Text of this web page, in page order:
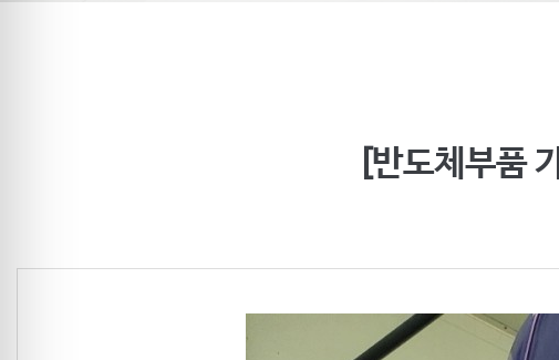
[반도체부품